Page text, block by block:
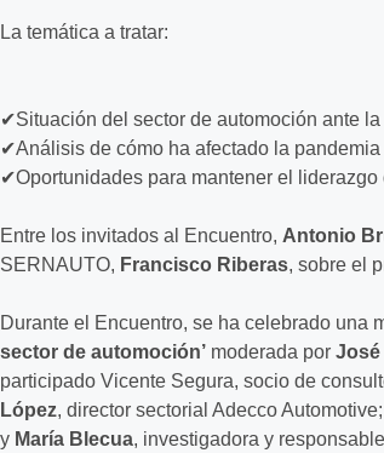
La temática a tratar:
✔Situación del sector de automoción ante
✔Análisis de cómo ha afectado la
✔Oportunidades para mantener el
Entre los invitados al Encuentro, Antonio
SERNAUTO, Francisco Riberas, sobre el
Durante el Encuentro, se ha celebrado una
sector de automoción’ moderada por José
participado Vicente Segura, socio de
López, director sectorial Adecco Automotive;
y María Blecua, investigadora y